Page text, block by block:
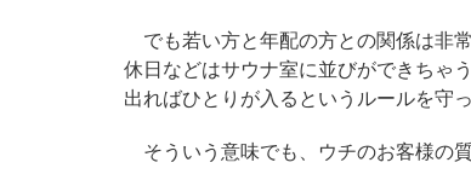
でも若い方と年配の方との関係は非
休日などはサウナ室に並びができちゃ
出ればひとりが入るというルールを守
そういう意味でも、ウチのお客様の